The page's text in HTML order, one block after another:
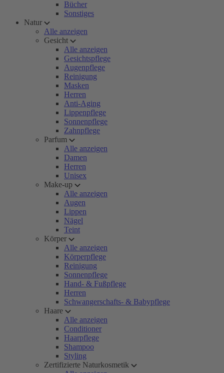
Bücher
Sonstiges
Natur
Alle anzeigen
Gesicht
Alle anzeigen
Gesichtspflege
Augenpflege
Reinigung
Masken
Herren
Anti-Aging
Lippenpflege
Sonnenpflege
Zahnpflege
Parfum
Alle anzeigen
Damen
Herren
Unisex
Make-up
Alle anzeigen
Augen
Lippen
Nägel
Teint
Körper
Alle anzeigen
Körperpflege
Reinigung
Sonnenpflege
Hand- & Fußpflege
Herren
Schwangerschafts- & Babypflege
Haare
Alle anzeigen
Conditioner
Haarpflege
Shampoo
Styling
Zertifizierte Naturkosmetik